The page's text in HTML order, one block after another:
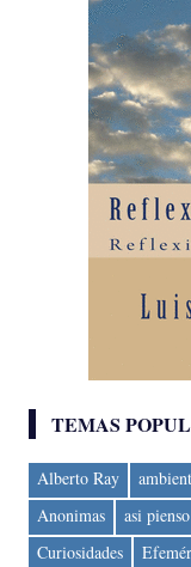
TEMAS
Alberto Ray
Anonimas
asi pienso
Curiosidades